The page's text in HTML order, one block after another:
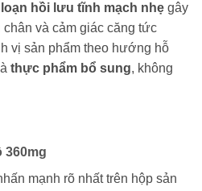
hồi lưu tĩnh mạch nhẹ gây
và cảm giác căng tức
vị sản phẩm theo hướng hỗ
thực phẩm bổ sung, không
360mg
mạnh rõ nhất trên hộp sản